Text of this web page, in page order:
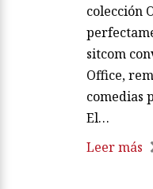
colección
sitcom
Office,
comedias
El…
Leer más